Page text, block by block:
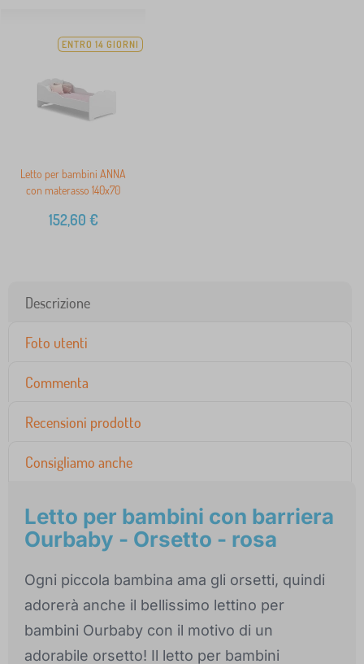
ENTRO 14 GIORNI
Letto per bambini ANNA
con materasso 140x70
152,60 €
Descrizione
Foto utenti
Commenta
Recensioni prodotto
Consigliamo anche
Letto per bambini con barriera
Ourbaby - Orsetto - rosa
Ogni piccola bambina ama gli orsetti, quindi
adorerà anche il bellissimo lettino per
bambini Ourbaby con il motivo di un
adorabile orsetto! Il letto per bambini